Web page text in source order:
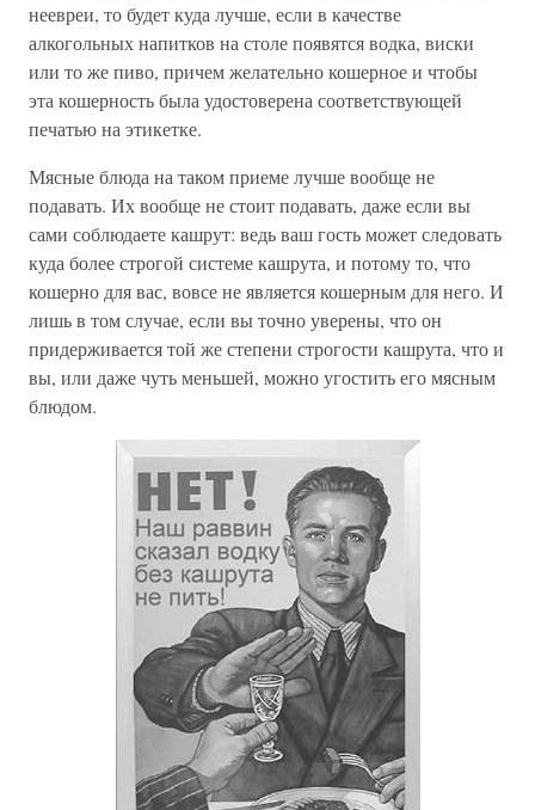
неевреи, то будет куда лучше, если в качестве
алкогольных напитков на столе появятся водка, виски
или то же пиво, причем желательно кошерное и чтобы
эта кошерность была удостоверена соответствующей
печатью на этикетке.
Мясные блюда на таком приеме лучше вообще не
подавать. Их вообще не стоит подавать, даже если вы
сами соблюдаете кашрут: ведь ваш гость может следовать
куда более строгой системе кашрута, и потому то, что
кошерно для вас, вовсе не является кошерным для него. И
лишь в том случае, если вы точно уверены, что он
придерживается той же степени строгости кашрута, что и
вы, или даже чуть меньшей, можно угостить его мясным
блюдом.